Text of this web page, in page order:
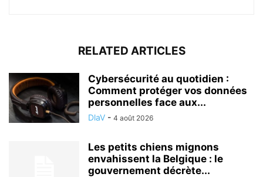
RELATED ARTICLES
Cybersécurité au quotidien :
Comment protéger vos données
personnelles face aux...
DlaV - 4 août 2026
Les petits chiens mignons
envahissent la Belgique : le
gouvernement décrète...